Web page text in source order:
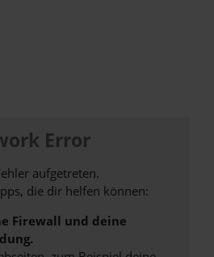
Error
aufgetreten.
die dir helfen können:
Firewall und deine